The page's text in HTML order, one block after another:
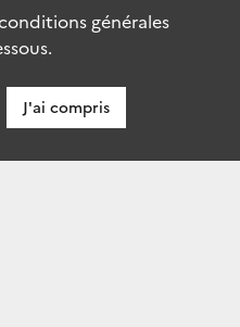
générales
J'ai compris